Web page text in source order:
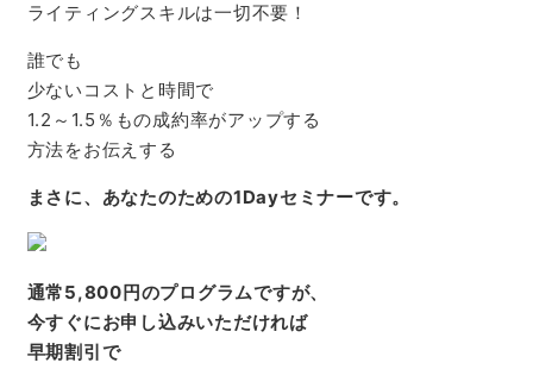
ライティングスキルは一切不要！
誰でも
少ないコストと時間で
1.2～1.5％もの成約率がアップする
方法をお伝えする
まさに、あなたのための1Dayセミナーです。
通常5,800円のプログラムですが、
今すぐにお申し込みいただければ
早期割引で